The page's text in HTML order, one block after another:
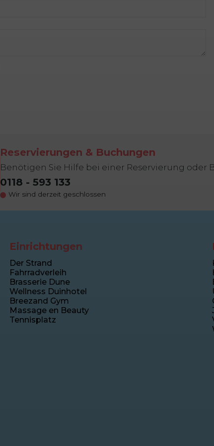
Reservierungen & Buchungen
Benötigen Sie Hilfe bei einer Reservierung oder
0118 - 593 133
Wir sind derzeit geschlossen
Einrichtungen
Der Strand
Fahrradverleih
Brasserie Dune
Wellness Duinhotel
Breezand Gym
Massage en Beauty
Tennisplatz